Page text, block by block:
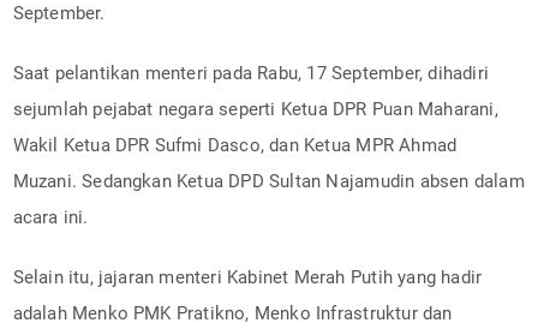
September.
Saat pelantikan menteri pada Rabu, 17 September, dihadiri
sejumlah pejabat negara seperti Ketua DPR Puan Maharani,
Wakil Ketua DPR Sufmi Dasco, dan Ketua MPR Ahmad
Muzani. Sedangkan Ketua DPD Sultan Najamudin absen dalam
acara ini.
Selain itu, jajaran menteri Kabinet Merah Putih yang hadir
adalah Menko PMK Pratikno, Menko Infrastruktur dan